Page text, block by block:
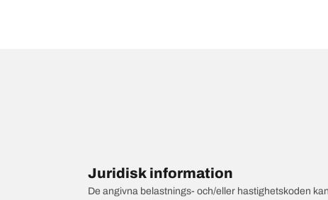
Juridisk information
De angivna belastnings- och/eller hastighetskoden